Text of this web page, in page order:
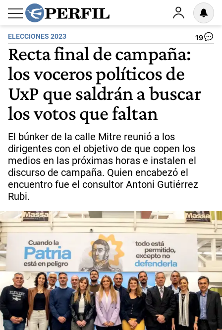
ELECCIONES 2023 19
Recta final de campaña:
los voceros políticos de
UxP que saldrán a buscar
los votos que faltan
El búnker de la calle Mitre reunió a los
dirigentes con el objetivo de que copen los
medios en las próximas horas e instalen el
discurso de campaña. Quien encabezó el
encuentro fue el consultor Antoni Gutiérrez
Rubi.